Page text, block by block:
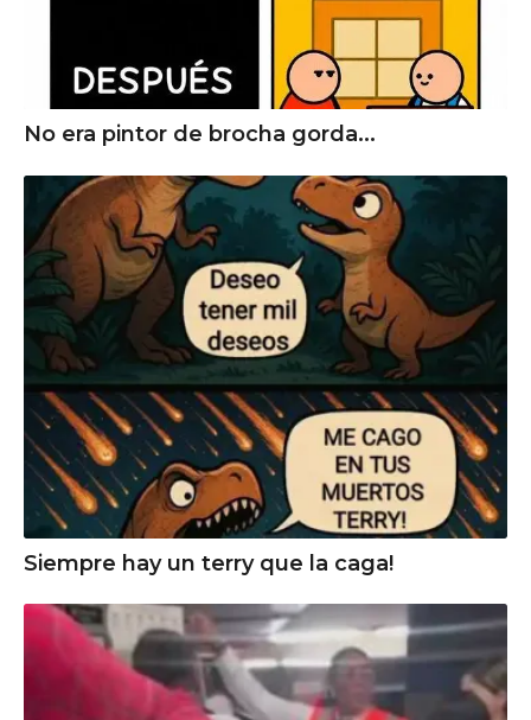
No era pintor de brocha gorda...
Siempre hay un terry que la caga!